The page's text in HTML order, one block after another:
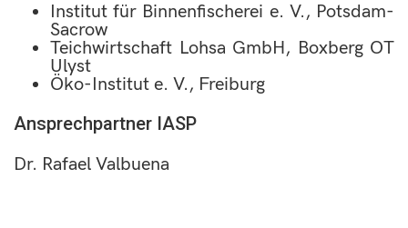
Institut für Binnenfischerei e. V., Potsdam-
Sacrow
Teichwirtschaft Lohsa GmbH, Boxberg OT
Ulyst
Öko-Institut e. V., Freiburg
Ansprechpartner IASP
Dr. Rafael Valbuena